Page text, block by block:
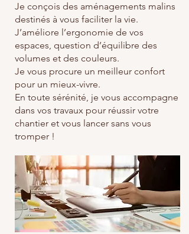
Je conçois des aménagements malins
destinés à vous faciliter la vie.
J’améliore l’ergonomie de vos
espaces, question d’équilibre des
volumes et des couleurs.
Je vous procure un meilleur confort
pour un mieux-vivre.
En toute sérénité, je vous accompagne
dans vos travaux pour réussir votre
chantier et vous lancer sans vous
tromper !